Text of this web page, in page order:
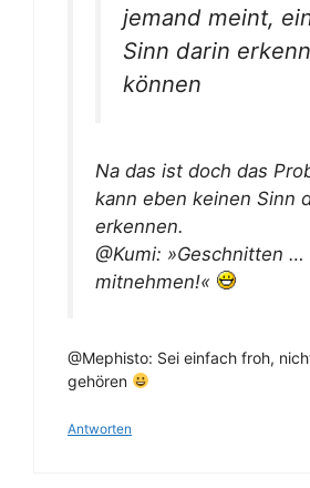
jemand meint,
Sinn darin
können
Na das ist doch das
kann eben keinen Sinn
erkennen.
@Kumi: »Geschnitten …
mitnehmen!«
@Mephisto: Sei einfach froh,
gehören
Antworten